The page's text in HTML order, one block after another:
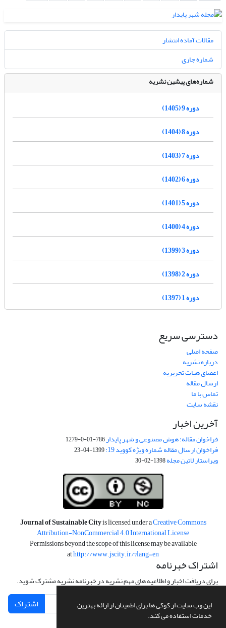
این وب سایت از کوکی ها برای اطمینان از ارائه بهترین
خدمات استفاده می کند.
مقالات آماده انتشار
شماره جاری
شماره‌های پیشین نشریه
دوره 9 (1405)
دوره 8 (1404)
دوره 7 (1403)
دوره 6 (1402)
دوره 5 (1401)
دوره 4 (1400)
دوره 3 (1399)
دوره 2 (1398)
دوره 1 (1397)
دسترسی سریع
صفحه اصلی
درباره نشریه
اعضای هیات تحریریه
ارسال مقاله
تماس با ما
نقشه سایت
آخرین اخبار
فراخوان مقاله: هوش مصنوعی و شهر پایدار786-01-0-1279
فراخوان ارسال مقاله شماره ویژه کووید 19: 1399-04-23
ویراستار لاتین مجله1398-02-30
Journal of Sustainable Cityis licensed under aCreative Commons
Attribution-NonCommercial 4.0 International License
Permissions beyond the scope of this license may be available
athttp://www.jscity.ir/?lang=en
اشتراک خبرنامه
برای دریافت اخبار و اطلاعیه های مهم نشریه در خبرنامه نشریه مشترک شوید.
اشتراک